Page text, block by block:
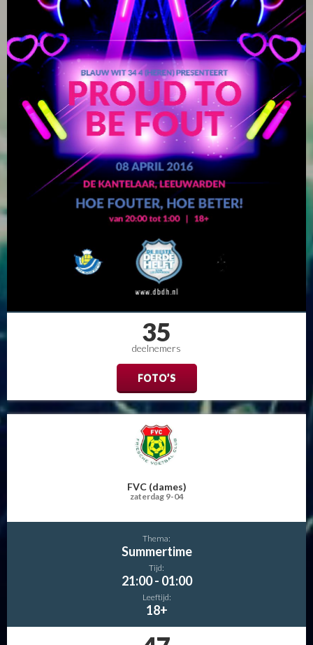
35
deelnemers
FOTO’S
FVC (dames)
zaterdag 9-04
Thema:
Summertime
Tijd:
21:00 - 01:00
Leeftijd:
18+